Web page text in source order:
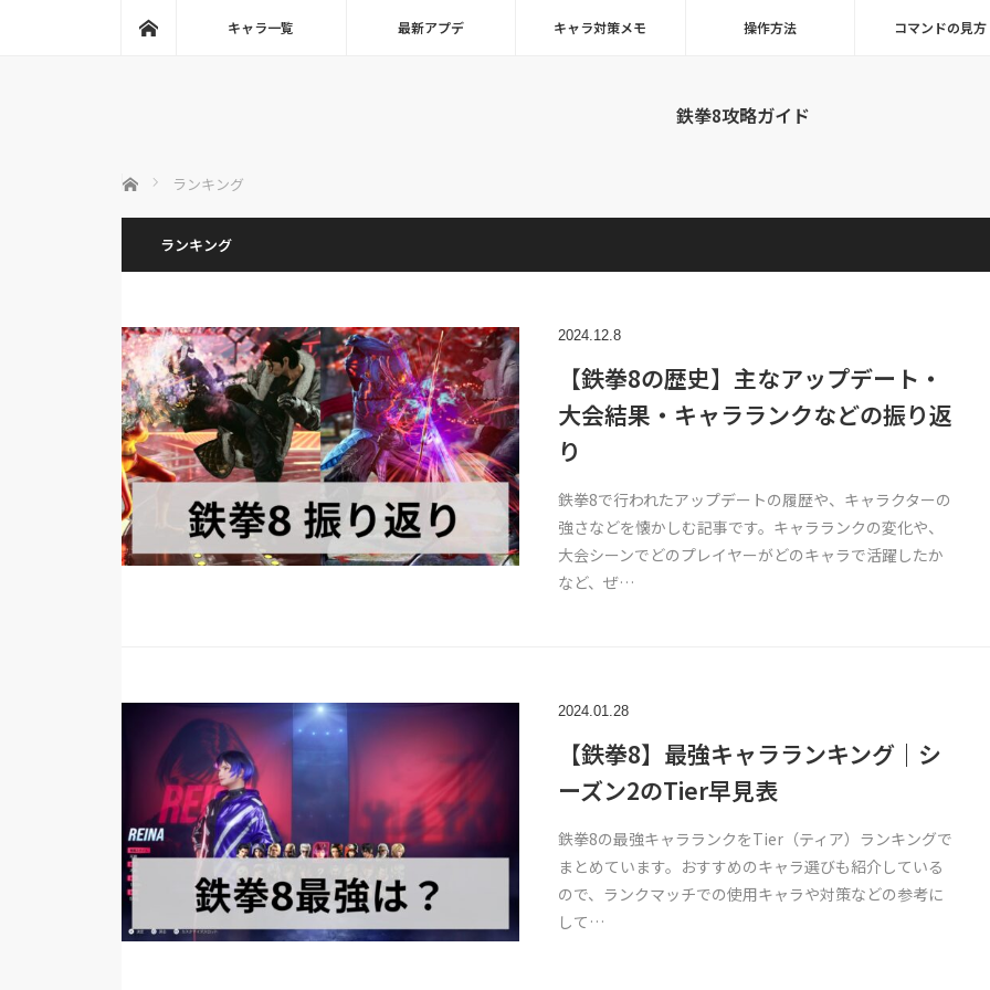
キャラ一覧 最新アプデ キャラ対策メモ 操作方法 コマンドの見方
鉄拳8攻略ガイド
ホーム ランキング
ランキング
2024.12.8
【鉄拳8の歴史】主なアップデート・
大会結果・キャラランクなどの振り返
り
鉄拳8で行われたアップデートの履歴や、キャラクターの
強さなどを懐かしむ記事です。キャラランクの変化や、
大会シーンでどのプレイヤーがどのキャラで活躍したか
など、ぜ…
2024.01.28
【鉄拳8】最強キャラランキング｜シ
ーズン2のTier早見表
鉄拳8の最強キャラランクをTier（ティア）ランキングで
まとめています。おすすめのキャラ選びも紹介している
ので、ランクマッチでの使用キャラや対策などの参考に
して…